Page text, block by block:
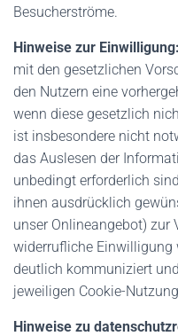
Besucherströme.
Hinweise zur Einwilligung:
mit den gesetzlichen
den Nutzern eine
wenn diese gesetzlich
ist insbesondere nicht
das Auslesen der
unbedingt erforderlich
ihnen ausdrücklich
unser Onlineangebot) zur
widerrufliche Einwilligung
deutlich kommuniziert
jeweiligen Cookie-
Hinweise zu